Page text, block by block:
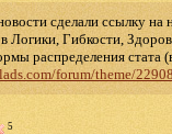
сделали ссылку на
Логики, Гибкости,
распределения стата
forum/theme/
5